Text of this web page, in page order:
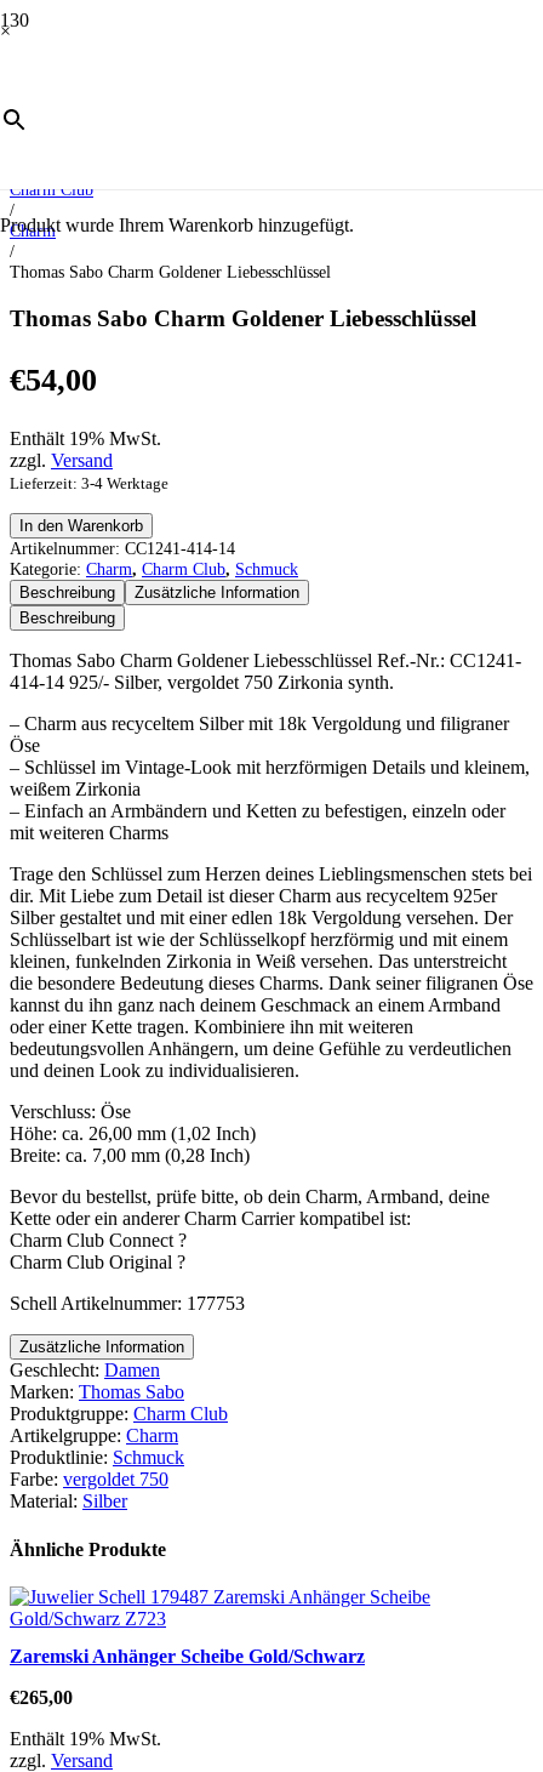
×
Produkt wurde Ihrem Warenkorb hinzugefügt.
Start
/
Charm Club
/
Charm
/
Thomas Sabo Charm Goldener Liebesschlüssel
Thomas Sabo Charm Goldener Liebesschlüssel
€54,00
Enthält 19% MwSt.
zzgl. Versand
Lieferzeit: 3-4 Werktage
Thomas
Sabo
Charm
Goldener
Liebesschlüssel
Menge
In den Warenkorb
Artikelnummer: CC1241-414-14
Kategorie: Charm, Charm Club, Schmuck
Beschreibung
Zusätzliche Information
Beschreibung
Thomas Sabo Charm Goldener Liebesschlüssel Ref.-Nr.: CC1241-
414-14 925/- Silber, vergoldet 750 Zirkonia synth.
– Charm aus recyceltem Silber mit 18k Vergoldung und filigraner
Öse
– Schlüssel im Vintage-Look mit herzförmigen Details und kleinem,
weißem Zirkonia
– Einfach an Armbändern und Ketten zu befestigen, einzeln oder
mit weiteren Charms
Trage den Schlüssel zum Herzen deines Lieblingsmenschen stets bei
dir. Mit Liebe zum Detail ist dieser Charm aus recyceltem 925er
Silber gestaltet und mit einer edlen 18k Vergoldung versehen. Der
Schlüsselbart ist wie der Schlüsselkopf herzförmig und mit einem
kleinen, funkelnden Zirkonia in Weiß versehen. Das unterstreicht
die besondere Bedeutung dieses Charms. Dank seiner filigranen Öse
kannst du ihn ganz nach deinem Geschmack an einem Armband
oder einer Kette tragen. Kombiniere ihn mit weiteren
bedeutungsvollen Anhängern, um deine Gefühle zu verdeutlichen
und deinen Look zu individualisieren.
Verschluss: Öse
Höhe: ca. 26,00 mm (1,02 Inch)
Breite: ca. 7,00 mm (0,28 Inch)
Bevor du bestellst, prüfe bitte, ob dein Charm, Armband, deine
Kette oder ein anderer Charm Carrier kompatibel ist:
Charm Club Connect ?
Charm Club Original ?
Schell Artikelnummer: 177753
Zusätzliche Information
Geschlecht: Damen
Marken: Thomas Sabo
Produktgruppe: Charm Club
Artikelgruppe: Charm
Produktlinie: Schmuck
Farbe: vergoldet 750
Material: Silber
Ähnliche Produkte
Zaremski Anhänger Scheibe Gold/Schwarz
€265,00
Enthält 19% MwSt.
zzgl. Versand